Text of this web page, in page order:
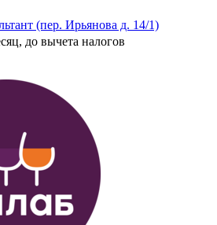
(пер. Ирьянова д. 14/1)
до вычета налогов